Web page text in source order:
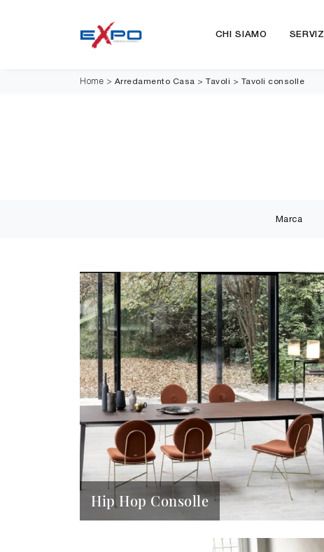
CHI SIAMO SERVIZI
Home > Arredamento Casa > Tavoli > Tavoli consolle
Marca
Hip Hop Consolle